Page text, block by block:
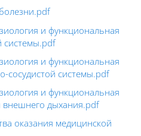
и функциональная
системы.pdf
и функциональная
сосудистой системы.pdf
и функциональная
внешнего дыхания.pdf
оказания медицинской